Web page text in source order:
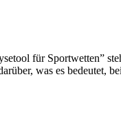
für Sportwetten”
was es bedeutet,